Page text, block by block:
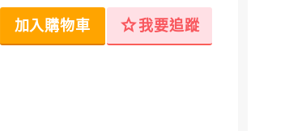
加入購物車 star我要追蹤